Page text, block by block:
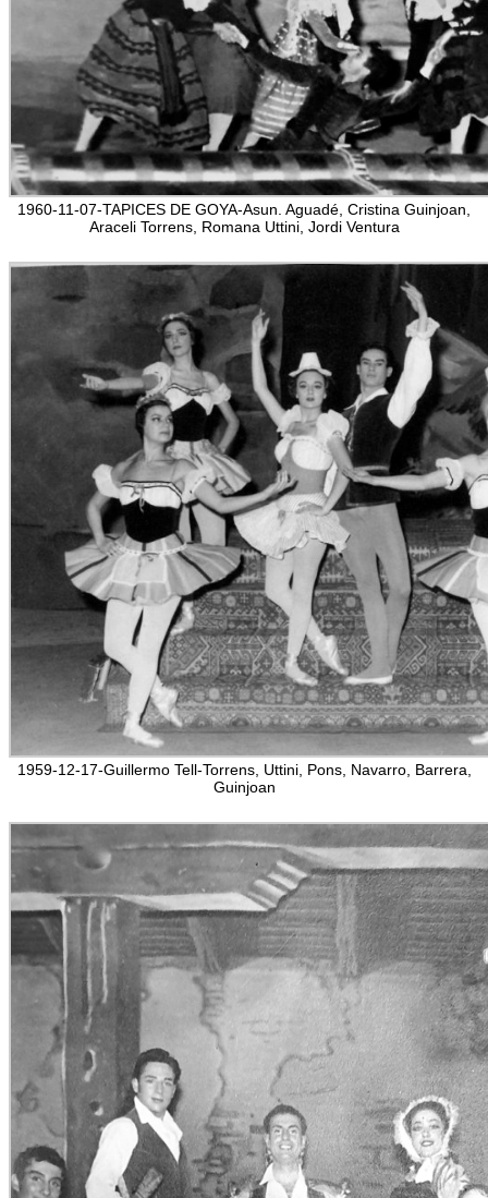
1960-11-07-TAPICES DE GOYA-Asun. Aguadé, Cristina Guinjoan,
Araceli Torrens, Romana Uttini, Jordi Ventura
1959-12-17-Guillermo Tell-Torrens, Uttini, Pons, Navarro, Barrera,
Guinjoan